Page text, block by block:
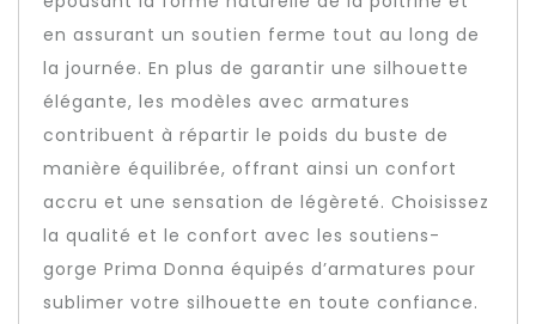
en assurant un soutien ferme tout au long de
la journée. En plus de garantir une silhouette
élégante, les modèles avec armatures
contribuent à répartir le poids du buste de
manière équilibrée, offrant ainsi un confort
accru et une sensation de légèreté. Choisissez
la qualité et le confort avec les soutiens-
gorge Prima Donna équipés d’armatures pour
sublimer votre silhouette en toute confiance.